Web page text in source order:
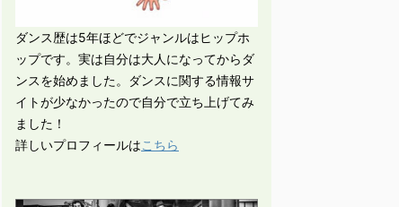
ダンス歴は5年ほどでジャンルはヒップホ
ップです。実は自分は大人になってからダ
ンスを始めました。ダンスに関する情報サ
イトが少なかったので自分で立ち上げてみ
ました！
詳しいプロフィールはこちら